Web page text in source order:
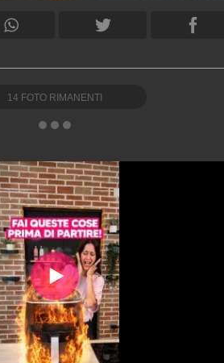
14 FOTO RIMANENTI